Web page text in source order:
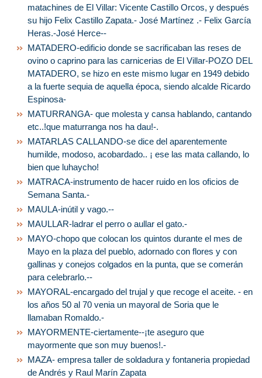
matachines de El Villar: Vicente Castillo Orcos, y después
su hijo Felix Castillo Zapata.- José Martínez .- Felix García
Heras.-José Herce--
MATADERO-edificio donde se sacrificaban las reses de
ovino o caprino para las carnicerias de El Villar-POZO DEL
MATADERO, se hizo en este mismo lugar en 1949 debido
a la fuerte sequia de aquella época, siendo alcalde Ricardo
Espinosa-
MATURRANGA- que molesta y cansa hablando, cantando
etc..!que maturranga nos ha dau!-.
MATARLAS CALLANDO-se dice del aparentemente
humilde, modoso, acobardado.. ¡ ese las mata callando, lo
bien que luhaycho!
MATRACA-instrumento de hacer ruido en los oficios de
Semana Santa.-
MAULA-inútil y vago.--
MAULLAR-ladrar el perro o aullar el gato.-
MAYO-chopo que colocan los quintos durante el mes de
Mayo en la plaza del pueblo, adornado con flores y con
gallinas y conejos colgados en la punta, que se comerán
para celebrarlo.--
MAYORAL-encargado del trujal y que recoge el aceite. - en
los años 50 al 70 venia un mayoral de Soria que le
llamaban Romaldo.-
MAYORMENTE-ciertamente--¡te aseguro que
mayormente que son muy buenos!.-
MAZA- empresa taller de soldadura y fontaneria propiedad
de Andrés y Raul Marín Zapata